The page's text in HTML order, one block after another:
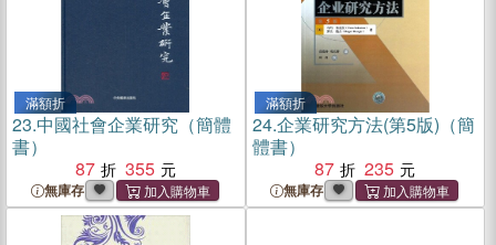
滿額折
23.中國社會企業研究（簡體
書）
87
355
無庫存
滿額折
24.企業研究方法(第5版)（簡
體書）
87
235
無庫存